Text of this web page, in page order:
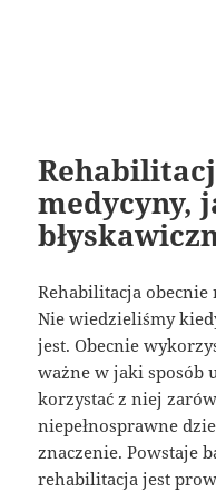
medycyny,
Rehabilitacja
Nie wiedzieliśmy
jest. Obecnie
ważne w jaki sposób
korzystać z niej
niepełnosprawne
znaczenie. Powstaje
rehabilitacja jest